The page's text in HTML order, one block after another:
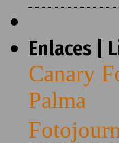
Enlaces |
Canary
Palma